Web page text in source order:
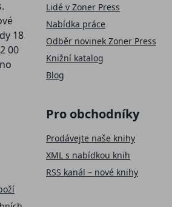
18
00
Lidé v Zoner Press
Nabídka práce
Odběr novinek Zoner Press
Knižní katalog
Blog
Pro obchodníky
Prodávejte naše knihy
XML s nabídkou knih
RSS kanál – nové knihy